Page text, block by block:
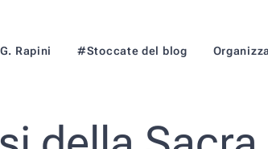
Rapini #Stoccate del blog